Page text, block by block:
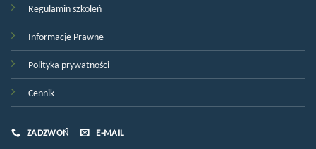
Regulamin szkoleń
Informacje Prawne
Polityka prywatności
Cennik
ZADZWOŃ E-MAIL